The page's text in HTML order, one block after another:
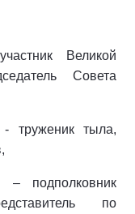
Великой
Совета
труженик тыла,
– подполковник
по